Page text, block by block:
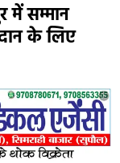
में सम्मान
के लिए